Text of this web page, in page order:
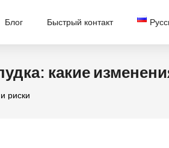
Блог Быстрый контакт
какие
риски